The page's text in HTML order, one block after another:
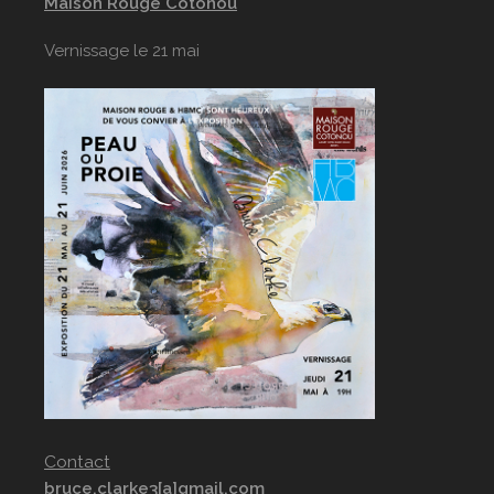
Vernissage le 21 mai
Contact
bruce.clarke3[a]gmail.com